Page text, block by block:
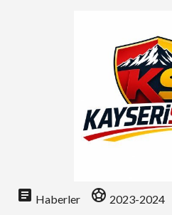
article Haberler sports_soccer 2023-2024